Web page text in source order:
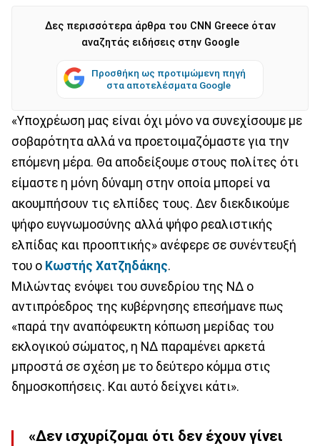
Δες περισσότερα άρθρα του CNN Greece όταν
αναζητάς ειδήσεις στην Google
Προσθήκη ως προτιμώμενη πηγή
στα αποτελέσματα Google
«Υποχρέωση μας είναι όχι μόνο να συνεχίσουμε με
σοβαρότητα αλλά να προετοιμαζόμαστε για την
επόμενη μέρα. Θα αποδείξουμε στους πολίτες ότι
είμαστε η μόνη δύναμη στην οποία μπορεί να
ακουμπήσουν τις ελπίδες τους. Δεν διεκδικούμε
ψήφο ευγνωμοσύνης αλλά ψήφο ρεαλιστικής
ελπίδας και προοπτικής» ανέφερε σε συνέντευξή
του ο Κωστής Χατζηδάκης.
Μιλώντας ενόψει του συνεδρίου της ΝΔ ο
αντιπρόεδρος της κυβέρνησης επεσήμανε πως
«παρά την αναπόφευκτη κόπωση μερίδας του
εκλογικού σώματος, η ΝΔ παραμένει αρκετά
μπροστά σε σχέση με το δεύτερο κόμμα στις
δημοσκοπήσεις. Και αυτό δείχνει κάτι».
«Δεν ισχυρίζομαι ότι δεν έχουν γίνει